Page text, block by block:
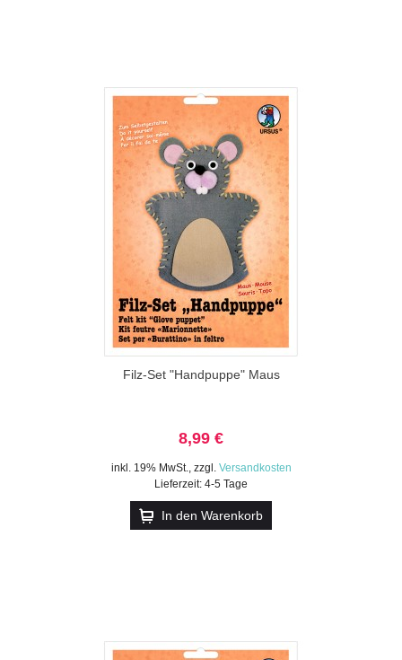
Filz-Set "Handpuppe" Maus
8,99 €
inkl. 19% MwSt., zzgl. Versandkosten
Lieferzeit: 4-5 Tage
In den Warenkorb